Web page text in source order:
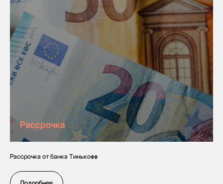
Рассрочка
Рассрочка от банка Тинькофф